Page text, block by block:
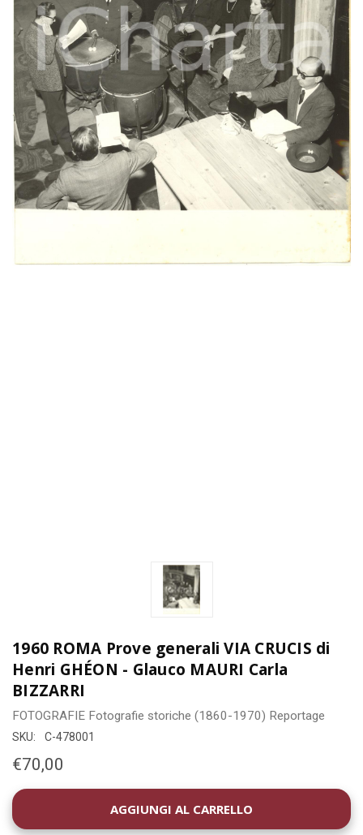
1960 ROMA Prove generali VIA CRUCIS di
Henri GHÉON - Glauco MAURI Carla
BIZZARRI
FOTOGRAFIE Fotografie storiche (1860-1970) Reportage
SKU: C-478001
€70,00
DISPONIBILITÀ
ATTUALE: